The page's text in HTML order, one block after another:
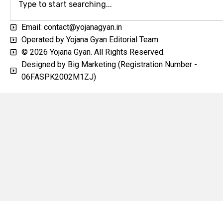
Email: contact@yojanagyan.in
Operated by Yojana Gyan Editorial Team.
© 2026 Yojana Gyan. All Rights Reserved.
Designed by Big Marketing (Registration Number -
06FASPK2002M1ZJ)